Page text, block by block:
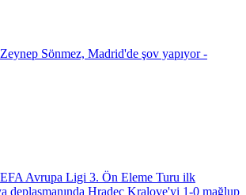
Zeynep Sönmez, Madrid'de şov yapıyor -